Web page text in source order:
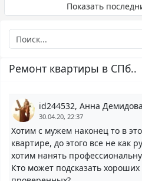
Показать
Ремонт квартиры в СПб..
id244532, Анна Демидова
30.04.20, 22:37
Хотим с мужем наконец то в
квартире, до этого все не как
хотим нанять
Кто может подсказать